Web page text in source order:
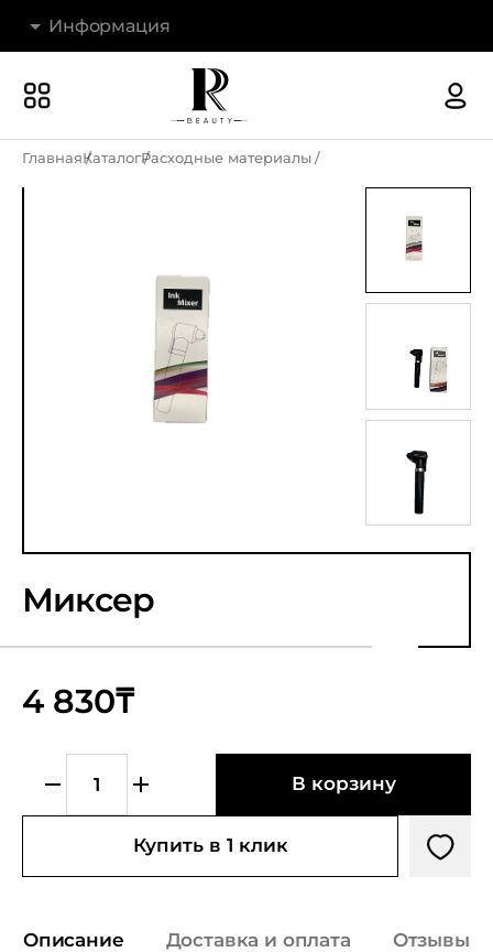
Информация
Наши магазины
Доставка и оплата
Гарантия и возврат
ГлавнаяКаталогРасходные материалы
Миксер
4 830₸
В корзину
Купить в 1 клик
Описание Доставка и оплата Отзывы